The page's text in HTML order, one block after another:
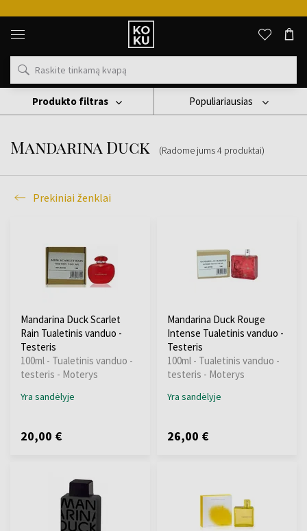
Originalūs
kvepalai
laikrodžiai
vienoje
Prekiniai Ženklai Mandarina Duck
Mandarina Duck (Radome jums4 produktai)
Populiariausias
Prekiniai ženklai
Produkto filtras
Mandarina Duck Scarlet
Rain Tualetinis vanduo -
Testeris
100ml - Tualetinis vanduo -
testeris - Moterys
Yra sandėlyje
20,00 €
Mandarina Duck Rouge
Intense Tualetinis vanduo -
Testeris
100ml - Tualetinis vanduo -
testeris - Moterys
Yra sandėlyje
26,00 €